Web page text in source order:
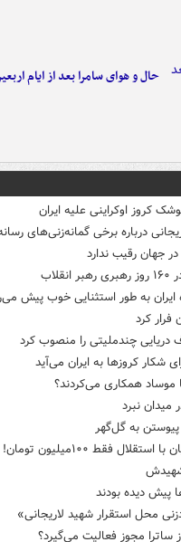
حال و هوای سامرا بعد از ایام
کروز اوکراینی علیه ایران
درباره برخی گمانه‌زنی‌های
جهان رقیب ندارد
ایران به طور استثنایی خوب پیش
کرد
دریایی چندملیتی را منصوب کرد
شکار کروزها به ایران می‌آید
موساد همکاری می‌کردند؟
میدان نبرد
به گل‌گهر
فقط ۱۰۰میلیون تومان!
شهیدش
پیش دیده بودند
محل استقرار شهید لاریجانی»
از ساترا مجوز فعالیت می‌گیرد؟